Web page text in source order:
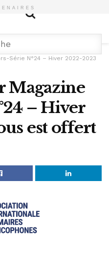
Série N°24 – Hiver 2022-2023
Magazine
– Hiver
est offert